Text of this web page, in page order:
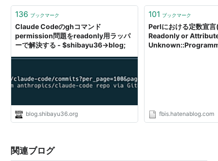
136 ブックマーク
Claude Codeのghコマンド
permission問題をreadonly用ラッパ
ーで解決する - $shibayu36->blog;
blog.shibayu36.org
101 ブックマーク
Perlにおける定数宣
Readonly or
fbis.hatenablog.com
関連ブログ